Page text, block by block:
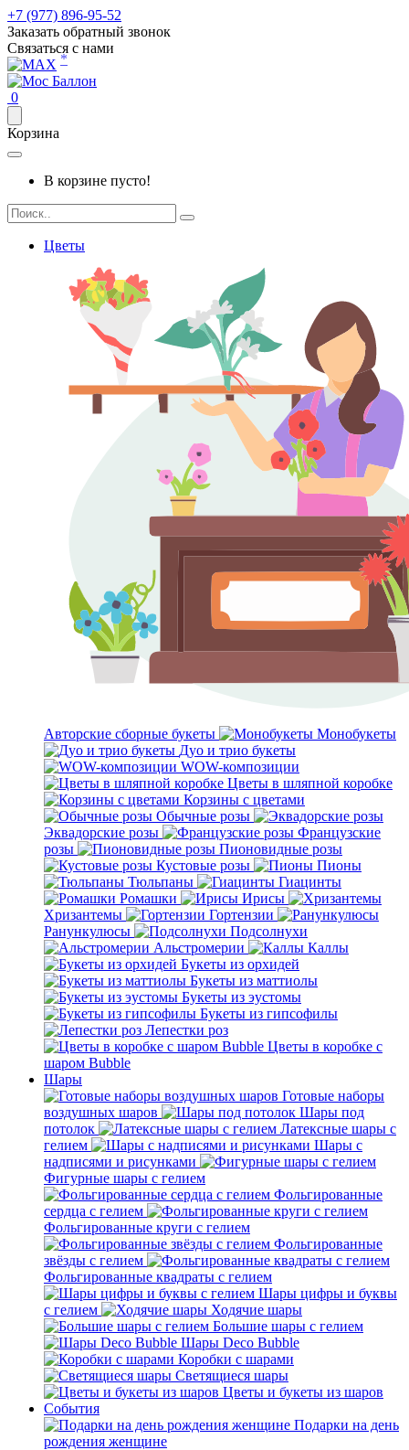
+7 (977) 896-95-52
Заказать обратный звонок
Связаться с нами
*
0
Корзина
В корзине пусто!
Цветы
Авторские сборные букеты
Монобукеты
Дуо и трио букеты
WOW-композиции
Цветы в шляпной коробке
Корзины с цветами
Обычные розы
Эквадорские розы
Французские
розы
Пионовидные розы
Кустовые розы
Пионы
Тюльпаны
Гиацинты
Ромашки
Ирисы
Хризантемы
Гортензии
Ранункулюсы
Подсолнухи
Альстромерии
Каллы
Букеты из орхидей
Букеты из маттиолы
Букеты из эустомы
Букеты из гипсофилы
Лепестки роз
Цветы в коробке с
шаром Bubble
Шары
Готовые наборы
воздушных шаров
Шары под
потолок
Латексные шары с
гелием
Шары с
надписями и рисунками
Фигурные шары с гелием
Фольгированные
сердца с гелием
Фольгированные круги с гелием
Фольгированные
звёзды с гелием
Фольгированные квадраты с гелием
Шары цифры и буквы
с гелием
Ходячие шары
Большие шары с гелием
Шары Deco Bubble
Коробки с шарами
Светящиеся шары
Цветы и букеты из шаров
События
Подарки на день
рождения женщине